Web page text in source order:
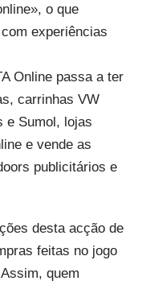
o que
experiências
Online passa a ter
carrinhas VW
e Sumol, lojas
e vende as
publicitários e
desta acção de
feitas no jogo
quem